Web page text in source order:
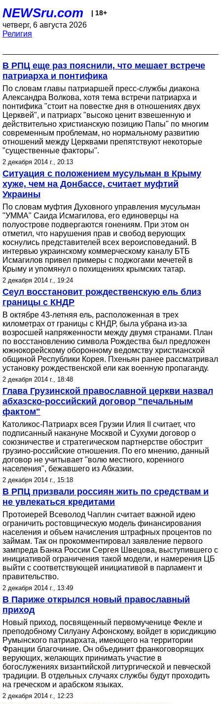
NEWSru.com | 18+
четверг, 6 августа 2026
Религия
В РПЦ еще раз пояснили, что мешает встрече
патриарха и понтифика
По словам главы патриаршей пресс-службы диакона
Александра Волкова, хотя тема встречи патриарха и
понтифика "стоит на повестке дня в отношениях двух
Церквей", и патриарх "высоко ценит взвешенную и
действительно христианскую позицию Папы" по многим
современным проблемам, но нормальному развитию
отношений между Церквами препятствуют некоторые
"существенные факторы".
2 декабря 2014 г., 20:13
Ситуация с положением мусульман в Крыму
хуже, чем на Донбассе, считает муфтий
Украины
По словам муфтия Духовного управления мусульман
"УММА" Саида Исмагилова, его единоверцы на
полуострове подвергаются гонениям. При этом он
отметил, что нарушения прав и свобод верующих
коснулись представителей всех вероисповеданий. В
интервью украинскому коммерческому каналу БТБ
Исмагилов привел примеры с поджогами мечетей в
Крыму и упомянул о похищениях крымских татар.
2 декабря 2014 г., 19:24
Сеул восстановит рождественскую ель близ
границы с КНДР
В октябре 43-летняя ель, расположенная в трех
километрах от границы с КНДР, была убрана из-за
возросшей напряженности между двумя странами. План
по восстановлению символа Рождества был предложен
южнокорейскому оборонному ведомству христианской
общиной Республики Корея. Пхеньян ранее рассматривал
установку рождественской ели как военную пропаганду.
2 декабря 2014 г., 18:48
Глава Грузинской православной церкви назвал
абхазско-российский договор "печальным
фактом"
Католикос-Патриарх всея Грузии Илия II считает, что
подписанный накануне Москвой и Сухуми договор о
союзничестве и стратегическом партнерстве обострит
грузино-российские отношения. По его мнению, данный
договор не учитывает "волю местного, коренного
населения", бежавшего из Абхазии.
2 декабря 2014 г., 15:18
В РПЦ призвали россиян жить по средствам и
не увлекаться кредитами
Протоиерей Всеволод Чаплин считает важной идею
ограничить ростовщическую модель финансирования
населения и объем начисления штрафных процентов по
займам. Так он прокомментировал заявление первого
зампреда Банка России Сергея Швецова, выступившего с
инициативой ограничения такой модели, и намерения ЦБ
выйти с соответствующей инициативой в парламент и
правительство.
2 декабря 2014 г., 13:49
В Париже открылся новый православный
приход
Новый приход, посвященный первомученице Фекле и
преподобному Силуану Афонскому, войдет в юрисдикцию
Румынского патриархата, имеющего на территории
Франции благочиние. Он объединит франкоговорящих
верующих, желающих принимать участие в
богослужениях византийской литургической и певческой
традиции. В отдельных случаях службы будут проходить
на греческом и арабском языках.
2 декабря 2014 г., 12:23